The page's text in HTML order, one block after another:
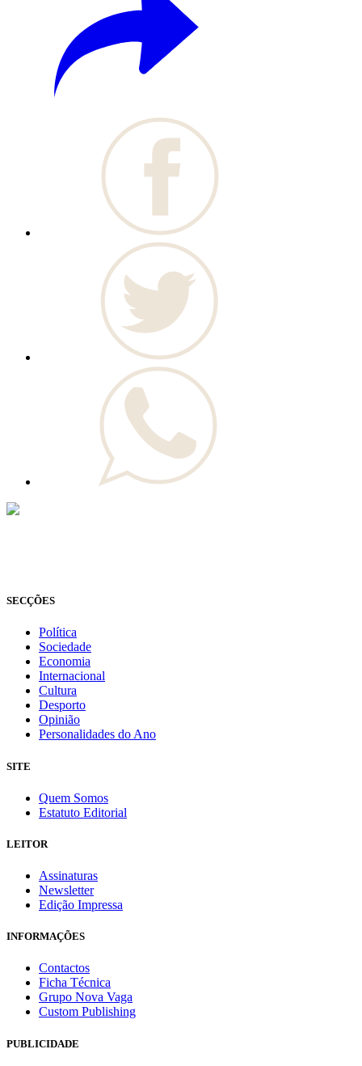
SECÇÕES
Política
Sociedade
Economia
Internacional
Cultura
Desporto
Opinião
Personalidades do Ano
SITE
Quem Somos
Estatuto Editorial
LEITOR
Assinaturas
Newsletter
Edição Impressa
INFORMAÇÕES
Contactos
Ficha Técnica
Grupo Nova Vaga
Custom Publishing
PUBLICIDADE